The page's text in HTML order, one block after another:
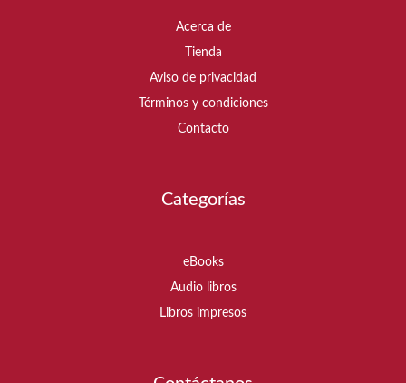
Acerca de
Tienda
Aviso de privacidad
Términos y condiciones
Contacto
Categorías
eBooks
Audio libros
Libros impresos